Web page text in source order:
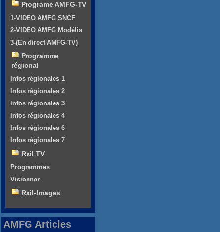
Programe AMFG-TV
1-VIDEO AMFG SNCF
2-VIDEO AMFG Modélis
3-(En direct AMFG-TV)
Programme
régional
Infos régionales 1
Infos régionales 2
Infos régionales 3
Infos régionales 4
Infos régionales 6
Infos régionales 7
Rail TV
Programmes
Visionner
Rail-Images
AMFG Articles